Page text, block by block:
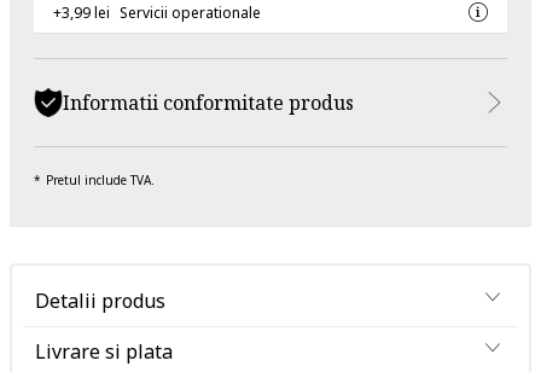
+3,99 lei Servicii operationale
Informatii conformitate produs
Pretul include TVA.
Detalii produs
Livrare si plata